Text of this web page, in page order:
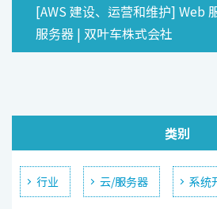
[AWS 建设、运营和维护] Web
服务器 | 双叶车株式会社
类别
行业 云/服务器 系统